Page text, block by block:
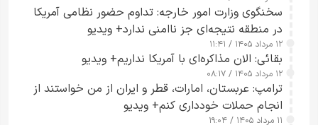
سخنگوی وزارت امور خارجه: تداوم حضور نظامی آمریکا
در منطقه نتیجه‌ای جز ناامنی ندارد+ ویدیو
۱۲ مرداد ۱۴۰۵ / ۱۱:۴۱
بقائی: الان مذاکره‌ای با آمریکا نداریم+ ویدیو
۱۲ مرداد ۱۴۰۵ / ۰۸:۱۷
ترامپ: عربستان، امارات، قطر و ایران از من خواستند از
انجام حملات خودداری کنم+ ویدیو
۱۱ مرداد ۱۴۰۵ / ۱۹:۰۴